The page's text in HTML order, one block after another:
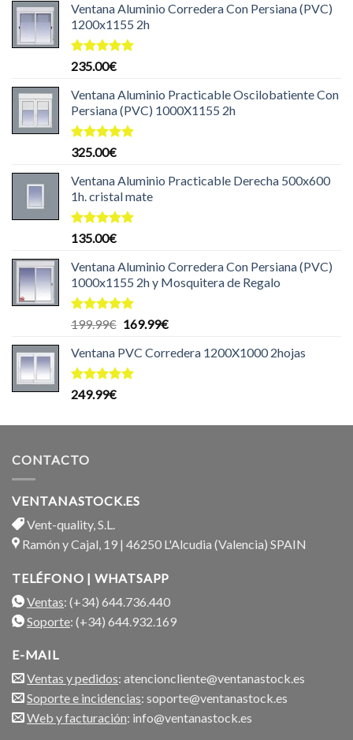
Ventana Aluminio Corredera Con Persiana (PVC)
1200x1155 2h
Valorado
de 5
235.00€
Ventana Aluminio Practicable Oscilobatiente Con
Persiana (PVC) 1000X1155 2h
Valorado
de 5
325.00€
Ventana Aluminio Practicable Derecha 500x600
1h. cristal mate
Valorado
de 5
135.00€
Ventana Aluminio Corredera Con Persiana (PVC)
1000x1155 2h y Mosquitera de Regalo
Valorado
de 5
199.99€ El
original
era:
169.99€El
actual
Ventana PVC Corredera 1200X1000 2hojas
Valorado
249.99€
CONTACTO
VENTANASTOCK.ES
Vent-quality, S.L.
Ramón y Cajal, 19 | 46250 L'Alcudia (Valencia) SPAIN
TELÉFONO | WHATSAPP
Ventas: (+34) 644.736.440
Soporte: (+34) 644.932.169
E-MAIL
Ventas y pedidos: atencioncliente@ventanastock.es
Soporte e incidencias: soporte@ventanastock.es
Web y facturación: info@ventanastock.es